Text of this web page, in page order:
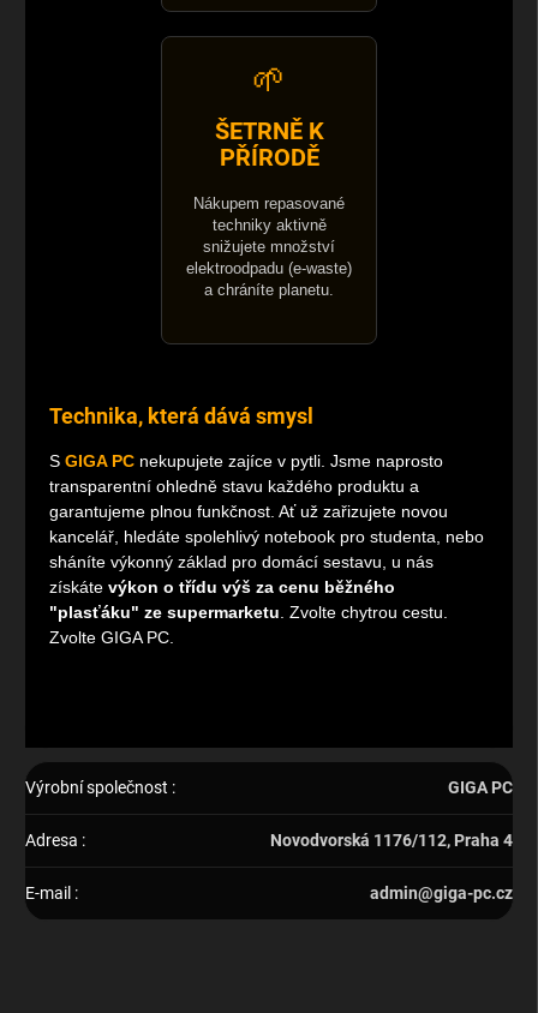
🌱
ŠETRNĚ K
PŘÍRODĚ
Nákupem repasované
techniky aktivně
snižujete množství
elektroodpadu (e-waste)
a chráníte planetu.
Technika, která dává smysl
S GIGA PC nekupujete zajíce v pytli. Jsme naprosto
transparentní ohledně stavu každého produktu a
garantujeme plnou funkčnost. Ať už zařizujete novou
kancelář, hledáte spolehlivý notebook pro studenta, nebo
sháníte výkonný základ pro domácí sestavu, u nás
získáte výkon o třídu výš za cenu běžného
"plasťáku" ze supermarketu . Zvolte chytrou cestu.
Zvolte GIGA PC.
Výrobní společnost : GIGA PC
Adresa : Novodvorská 1176/112, Praha 4
E-mail : admin@giga-pc.cz